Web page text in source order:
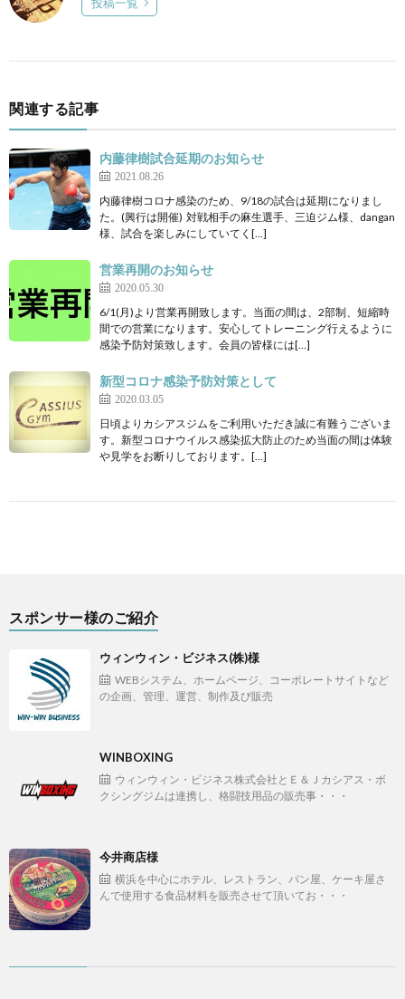
関連する記事
内藤律樹試合延期のお知らせ
2021.08.26
内藤律樹コロナ感染のため、9/18の試合は延期になりまし
た。(興行は開催) 対戦相手の麻生選手、三迫ジム様、dangan
様、試合を楽しみにしていてく[…]
営業再開のお知らせ
2020.05.30
6/1(月)より営業再開致します。当面の間は、2部制、短縮時
間での営業になります。安心してトレーニング行えるように
感染予防対策致します。会員の皆様には[…]
新型コロナ感染予防対策として
2020.03.05
日頃よりカシアスジムをご利用いただき誠に有難うございま
す。新型コロナウイルス感染拡大防止のため当面の間は体験
や見学をお断りしております。[…]
スポンサー様のご紹介
ウィンウィン・ビジネス(株)様
WEBシステム、ホームページ、コーポレートサイトなど
の企画、管理、運営、制作及び販売
WINBOXING
ウィンウィン・ビジネス株式会社とＥ＆Ｊカシアス・ボ
クシングジムは連携し、格闘技用品の販売事・・・
今井商店様
横浜を中心にホテル、レストラン、パン屋、ケーキ屋さ
んで使用する食品材料を販売させて頂いてお・・・